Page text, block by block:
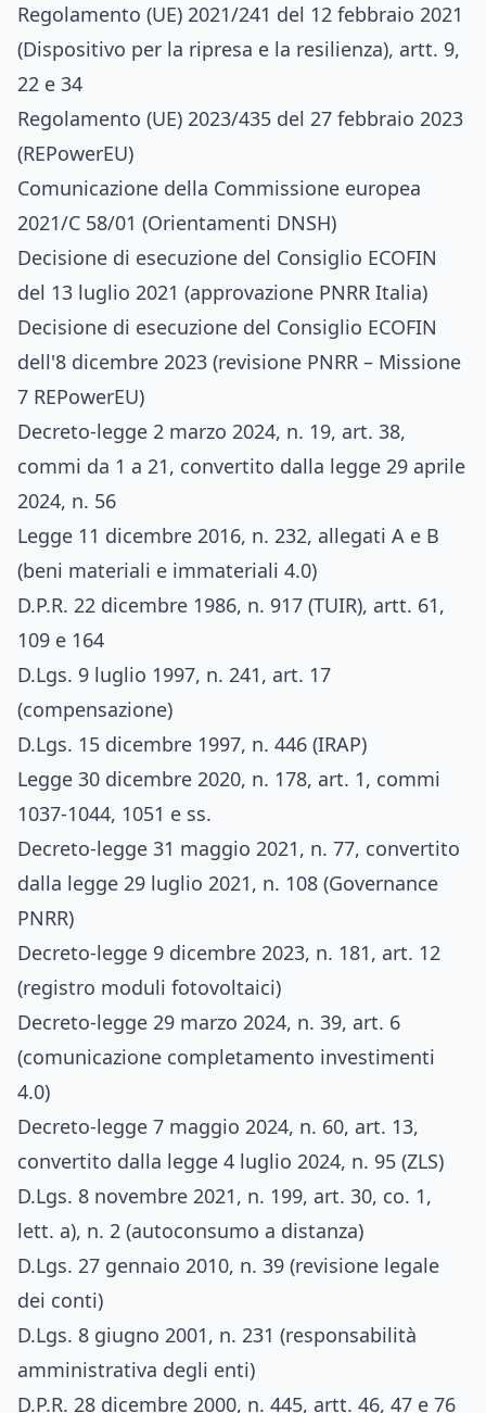
Regolamento (UE) 2021/241 del 12 febbraio 2021
(Dispositivo per la ripresa e la resilienza), artt. 9,
22 e 34
Regolamento (UE) 2023/435 del 27 febbraio 2023
(REPowerEU)
Comunicazione della Commissione europea
2021/C 58/01 (Orientamenti DNSH)
Decisione di esecuzione del Consiglio ECOFIN
del 13 luglio 2021 (approvazione PNRR Italia)
Decisione di esecuzione del Consiglio ECOFIN
dell'8 dicembre 2023 (revisione PNRR – Missione
7 REPowerEU)
Decreto-legge 2 marzo 2024, n. 19, art. 38,
commi da 1 a 21, convertito dalla legge 29 aprile
2024, n. 56
Legge 11 dicembre 2016, n. 232, allegati A e B
(beni materiali e immateriali 4.0)
D.P.R. 22 dicembre 1986, n. 917 (TUIR), artt. 61,
109 e 164
D.Lgs. 9 luglio 1997, n. 241, art. 17
(compensazione)
D.Lgs. 15 dicembre 1997, n. 446 (IRAP)
Legge 30 dicembre 2020, n. 178, art. 1, commi
1037-1044, 1051 e ss.
Decreto-legge 31 maggio 2021, n. 77, convertito
dalla legge 29 luglio 2021, n. 108 (Governance
PNRR)
Decreto-legge 9 dicembre 2023, n. 181, art. 12
(registro moduli fotovoltaici)
Decreto-legge 29 marzo 2024, n. 39, art. 6
(comunicazione completamento investimenti
4.0)
Decreto-legge 7 maggio 2024, n. 60, art. 13,
convertito dalla legge 4 luglio 2024, n. 95 (ZLS)
D.Lgs. 8 novembre 2021, n. 199, art. 30, co. 1,
lett. a), n. 2 (autoconsumo a distanza)
D.Lgs. 27 gennaio 2010, n. 39 (revisione legale
dei conti)
D.Lgs. 8 giugno 2001, n. 231 (responsabilità
amministrativa degli enti)
D.P.R. 28 dicembre 2000, n. 445, artt. 46, 47 e 76